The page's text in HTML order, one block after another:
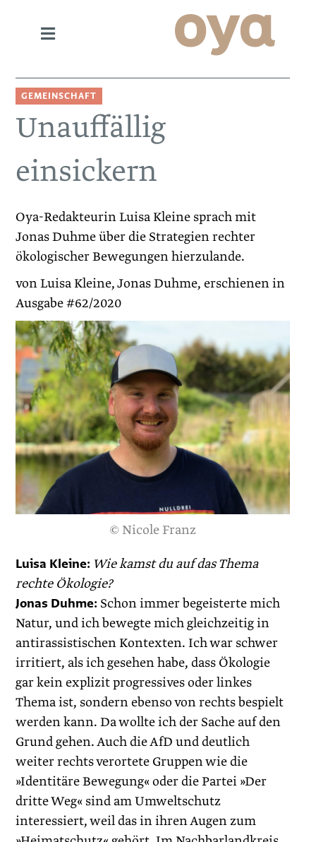
GEMEINSCHAFT
Unauffällig
einsickern
Oya-Redakteurin Luisa Kleine sprach mit
Jonas Duhme über die Strategien rechter
ökologischer Bewegungen hierzulande.
von Luisa Kleine, Jonas Duhme, erschienen in
Ausgabe #62/2020
© Nicole Franz
Luisa Kleine: Wie kamst du auf das Thema
rechte Ökologie?
Jonas Duhme: Schon immer begeisterte mich
Natur, und ich bewegte mich gleichzeitig in
antirassistischen Kontexten. Ich war schwer
irritiert, als ich gesehen habe, dass Ökologie
gar kein explizit progressives oder linkes
Thema ist, sondern ebenso von rechts bespielt
werden kann. Da wollte ich der Sache auf den
Grund gehen. Auch die AfD und deutlich
weiter rechts verortete Gruppen wie die
»Identitäre Bewegung« oder die Partei »Der
dritte Weg« sind am Umweltschutz
interessiert, weil das in ihren Augen zum